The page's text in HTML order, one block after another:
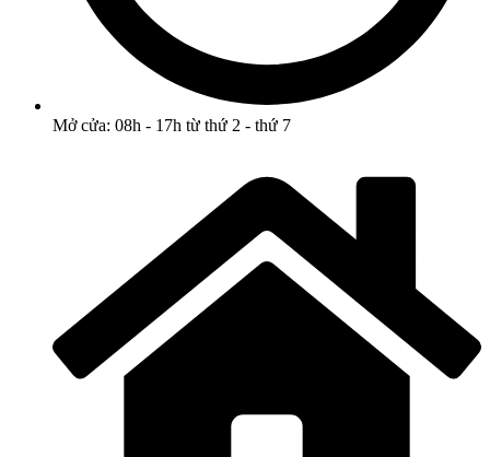
Mở cửa: 08h - 17h từ thứ 2 - thứ 7